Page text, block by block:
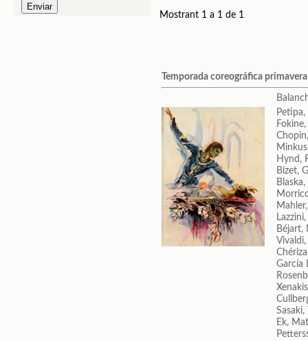
Mostrant 1 a 1 de 1
Temporada coreográfica
Hynd,
Bizet,
Blaska,
Béjart,
García
Sasaki,
Ek,